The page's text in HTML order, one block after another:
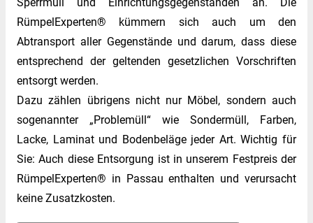
RümpelExperten® kümmern sich auch um den
Abtransport aller Gegenstände und darum, dass diese
entsprechend der geltenden gesetzlichen Vorschriften
entsorgt werden.
Dazu zählen übrigens nicht nur Möbel, sondern auch
sogenannter „Problemüll“ wie Sondermüll, Farben,
Lacke, Laminat und Bodenbeläge jeder Art. Wichtig für
Sie: Auch diese Entsorgung ist in unserem Festpreis der
RümpelExperten® in Passau enthalten und verursacht
keine Zusatzkosten.